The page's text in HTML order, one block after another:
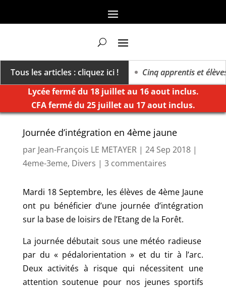
Tous les articles : cliquez ici !
un millésime des extrêmes »
Cinq apprentis et élèves
Lycée fermé du 18 juillet au 16 aout inclus.
CFA fermé du 25 juillet au 17 aout inclus.
Journée d’intégration en 4ème jaune
par Jean-François LE METAYER| 24 Sep 2018|
4eme-3eme, Divers | 3 commentaires
Mardi 18 Septembre, les élèves de 4ème Jaune
ont pu bénéficier d’une journée d’intégration
sur la base de loisirs de l’Etang de la Forêt.
La journée débutait sous une météo radieuse
par du « pédalorientation » et du tir à l’arc.
Deux activités à risque qui nécessitent une
attention soutenue pour nos jeunes sportifs